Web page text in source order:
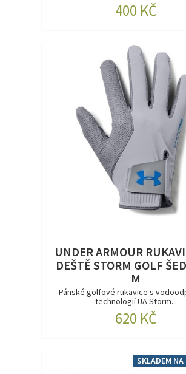
400 KČ
UNDER ARMOUR
DEŠTĚ STORM GOLF
M
Pánské golfové rukavice s
technologií UA Storm...
620 KČ
SKLADEM